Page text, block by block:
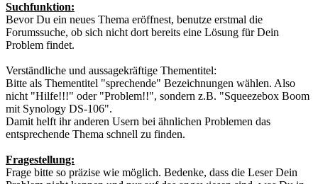
Suchfunktion:
Bevor Du ein neues Thema eröffnest, benutze erstmal die
Forumssuche, ob sich nicht dort bereits eine Lösung für Dein
Problem findet.
Verständliche und aussagekräftige Thementitel:
Bitte als Thementitel "sprechende" Bezeichnungen wählen. Also
nicht "Hilfe!!!" oder "Problem!!", sondern z.B. "Squeezebox Boom
mit Synology DS-106".
Damit helft ihr anderen Usern bei ähnlichen Problemen das
entsprechende Thema schnell zu finden.
Fragestellung:
Frage bitte so präzise wie möglich. Bedenke, dass die Leser Dein